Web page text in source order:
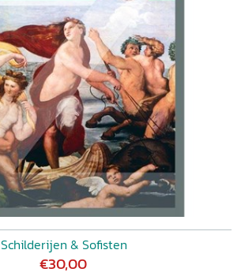
Schilderijen & Sofisten
€30,00